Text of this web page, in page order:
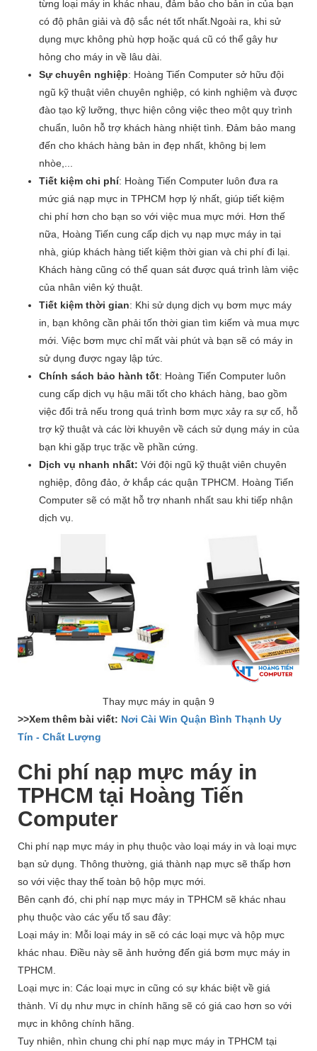
từng loại máy in khác nhau, đảm bảo cho bản in của bạn
có độ phân giải và độ sắc nét tốt nhất.Ngoài ra, khi sử
dụng mực không phù hợp hoặc quá cũ có thể gây hư
hỏng cho máy in về lâu dài.
Sự chuyên nghiệp: Hoàng Tiến Computer sở hữu đội
ngũ kỹ thuật viên chuyên nghiệp, có kinh nghiệm và được
đào tạo kỹ lưỡng, thực hiện công việc theo một quy trình
chuẩn, luôn hỗ trợ khách hàng nhiệt tình. Đảm bảo mang
đến cho khách hàng bản in đẹp nhất, không bị lem
nhòe,...
Tiết kiệm chi phí: Hoàng Tiến Computer luôn đưa ra
mức giá nạp mực in TPHCM hợp lý nhất, giúp tiết kiệm
chi phí hơn cho bạn so với việc mua mực mới. Hơn thế
nữa, Hoàng Tiến cung cấp dịch vụ nạp mực máy in tại
nhà, giúp khách hàng tiết kiệm thời gian và chi phí đi lại.
Khách hàng cũng có thể quan sát được quá trình làm việc
của nhân viên ký thuật.
Tiết kiệm thời gian: Khi sử dụng dịch vụ bơm mực máy
in, bạn không cần phải tốn thời gian tìm kiếm và mua mực
mới. Việc bơm mực chỉ mất vài phút và bạn sẽ có máy in
sử dụng được ngay lập tức.
Chính sách bảo hành tốt: Hoàng Tiến Computer luôn
cung cấp dịch vụ hậu mãi tốt cho khách hàng, bao gồm
việc đổi trả nếu trong quá trình bơm mực xảy ra sự cố, hỗ
trợ kỹ thuật và các lời khuyên về cách sử dụng máy in của
bạn khi gặp trục trặc về phần cứng.
Dịch vụ nhanh nhất: Với đội ngũ kỹ thuật viên chuyên
nghiệp, đông đảo, ở khắp các quận TPHCM. Hoàng Tiến
Computer sẽ có mặt hỗ trợ nhanh nhất sau khi tiếp nhận
dịch vụ.
Thay mực máy in quận 9
>>Xem thêm bài viết: Nơi Cài Win Quận Bình Thạnh Uy
Tín - Chất Lượng
Chi phí nạp mực máy in
TPHCM tại Hoàng Tiến
Computer
Chi phí nạp mực máy in phụ thuộc vào loại máy in và loại mực
bạn sử dụng. Thông thường, giá thành nạp mực sẽ thấp hơn
so với việc thay thế toàn bộ hộp mực mới.
Bên cạnh đó, chi phí nạp mực máy in TPHCM sẽ khác nhau
phụ thuộc vào các yếu tố sau đây:
Loại máy in: Mỗi loại máy in sẽ có các loại mực và hộp mực
khác nhau. Điều này sẽ ảnh hưởng đến giá bơm mực máy in
TPHCM.
Loại mực in: Các loại mực in cũng có sự khác biệt về giá
thành. Ví dụ như mực in chính hãng sẽ có giá cao hơn so với
mực in không chính hãng.
Tuy nhiên, nhìn chung chi phí nạp mực máy in TPHCM tại